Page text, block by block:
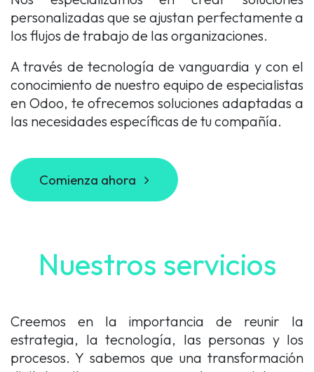
personalizadas que se ajustan perfectamente a
los flujos de trabajo de las organizaciones.
A través de tecnología de vanguardia y con el
conocimiento de nuestro equipo de especialistas
en Odoo, te ofrecemos soluciones adaptadas a
las necesidades específicas de tu compañía.
Comienza ahora
Nuestros servicios
Creemos en la importancia de reunir la
estrategia, la tecnología, las personas y los
procesos. Y sabemos que una transformación